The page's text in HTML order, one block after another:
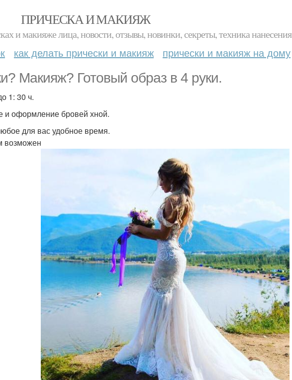
ПРИЧЕСКА И МАКИЯЖ
и макияже лица, новости, отзывы, новинки, секреты, техника нанесения
как делать прически и макияж прически и макияж на дому
Макияж? Готовый образ в 4 руки.
1: 30 ч.
и оформление бровей хной.
для вас удобное время.
возможен